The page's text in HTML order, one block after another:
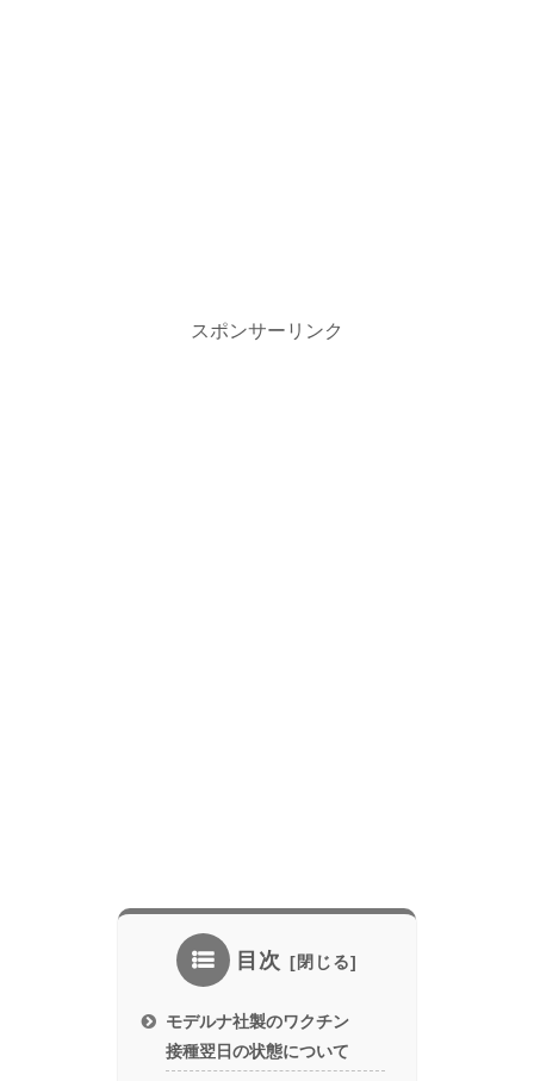
スポンサーリンク
目次
モデルナ社製のワクチン
接種翌日の状態について